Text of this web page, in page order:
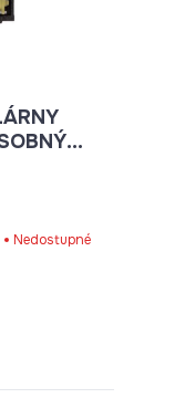
Nedostupné